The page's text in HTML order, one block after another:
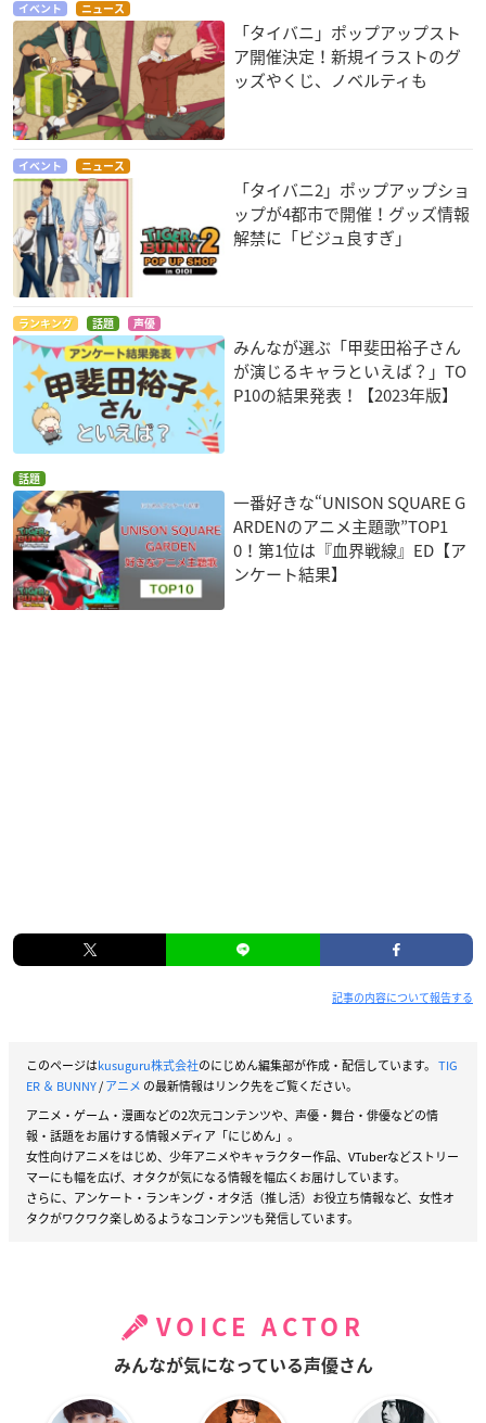
イベント ニュース
「タイバニ」ポップアップスト
ア開催決定！新規イラストのグ
ッズやくじ、ノベルティも
イベント ニュース
「タイバニ2」ポップアップショ
ップが4都市で開催！グッズ情報
解禁に「ビジュ良すぎ」
ランキング 話題 声優
みんなが選ぶ「甲斐田裕子さん
が演じるキャラといえば？」TO
P10の結果発表！【2023年版】
話題
一番好きな“UNISON SQUARE G
ARDENのアニメ主題歌”TOP1
0！第1位は『血界戦線』ED【ア
ンケート結果】
記事の内容について報告する
このページはkusuguru株式会社のにじめん編集部が作成・配信しています。 TIG
ER ＆ BUNNY/アニメ の最新情報はリンク先をご覧ください。
アニメ・ゲーム・漫画などの2次元コンテンツや、声優・舞台・俳優などの情
報・話題をお届けする情報メディア「にじめん」。
女性向けアニメをはじめ、少年アニメやキャラクター作品、VTuberなどストリー
マーにも幅を広げ、オタクが気になる情報を幅広くお届けしています。
さらに、アンケート・ランキング・オタ活（推し活）お役立ち情報など、女性オ
タクがワクワク楽しめるようなコンテンツも発信しています。
VOICE ACTOR
みんなが気になっている声優さん